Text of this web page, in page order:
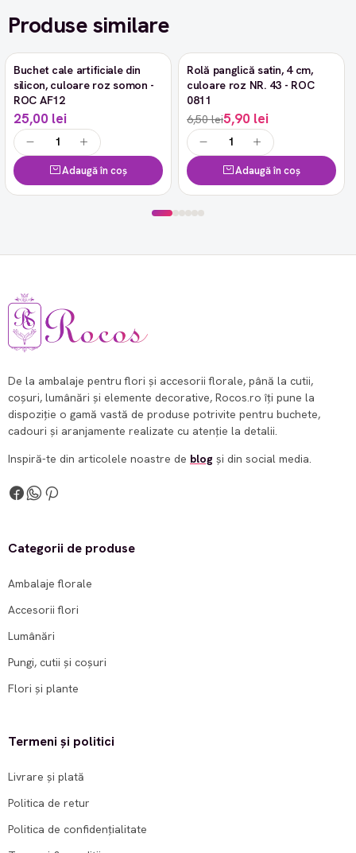
Produse similare
Buchet cale artificiale din
silicon, culoare roz somon -
ROC AF12
25,00 lei
Adaugă în coș
-9%
Rolă panglică satin, 4 cm,
culoare roz NR. 43 - ROC
0811
6,50 lei5,90 lei
Adaugă în coș
De la ambalaje pentru flori și accesorii florale, până la cutii,
coșuri, lumânări și elemente decorative, Rocos.ro îți pune la
dispoziție o gamă vastă de produse potrivite pentru buchete,
cadouri și aranjamente realizate cu atenție la detalii.
Inspiră-te din articolele noastre de blog și din social media.
Categorii de produse
Ambalaje florale
Accesorii flori
Lumânări
Pungi, cutii și coșuri
Flori și plante
Termeni și politici
Livrare și plată
Politica de retur
Politica de confidențialitate